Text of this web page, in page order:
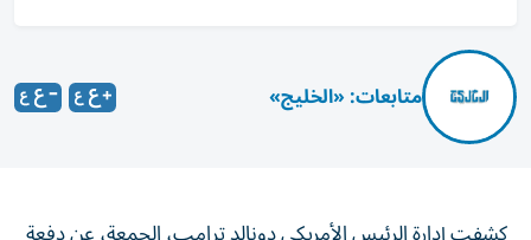
متابعات: «الخليج»
كشفت إدارة الرئيس الأمريكي دونالد ترامب، الجمعة، عن دفعة